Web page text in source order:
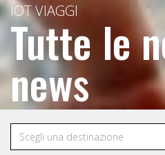
IOT VIAGGI
Tutte le
news